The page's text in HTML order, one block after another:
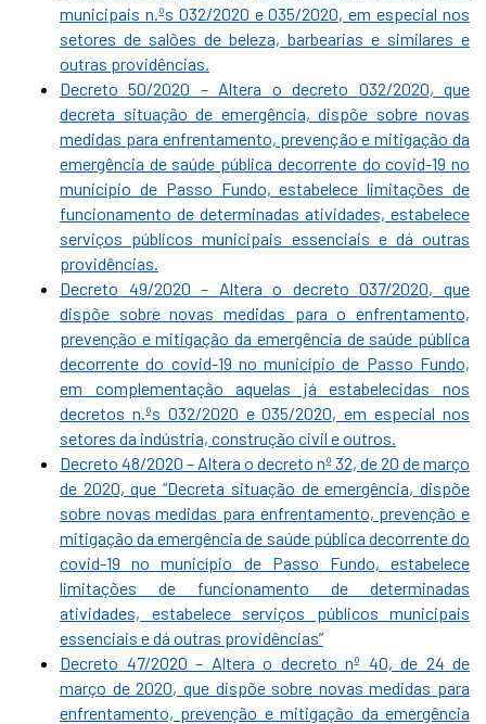
municipais n.ºs 032/2020 e 035/2020, em especial nos
setores de salões de beleza, barbearias e similares e
outras providências.
Decreto 50/2020 – Altera o decreto 032/2020, que
decreta situação de emergência, dispõe sobre novas
medidas para enfrentamento, prevenção e mitigação da
emergência de saúde pública decorrente do covid-19 no
município de Passo Fundo, estabelece limitações de
funcionamento de determinadas atividades, estabelece
serviços públicos municipais essenciais e dá outras
providências.
Decreto 49/2020 – Altera o decreto 037/2020, que
dispõe sobre novas medidas para o enfrentamento,
prevenção e mitigação da emergência de saúde pública
decorrente do covid-19 no município de Passo Fundo,
em complementação aquelas já estabelecidas nos
decretos n.ºs 032/2020 e 035/2020, em especial nos
setores da indústria, construção civil e outros.
Decreto 48/2020 – Altera o decreto nº 32, de 20 de março
de 2020, que “Decreta situação de emergência, dispõe
sobre novas medidas para enfrentamento, prevenção e
mitigação da emergência de saúde pública decorrente do
covid-19 no município de Passo Fundo, estabelece
limitações de funcionamento de determinadas
atividades, estabelece serviços públicos municipais
essenciais e dá outras providências”
Decreto 47/2020 – Altera o decreto nº 40, de 24 de
março de 2020, que dispõe sobre novas medidas para
enfrentamento, prevenção e mitigação da emergência